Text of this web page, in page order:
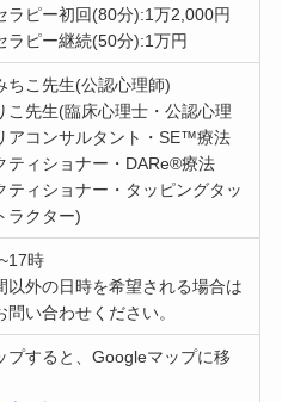
ラピー初回(80分):1万2,000円
ラピー継続(50分):1万円
ちこ先生(公認心理師)
こ先生(臨床心理士・公認心理
アコンサルタント・SE™療法
ティショナー・DARe®療法
ティショナー・タッピングタッ
ラクター)
時
外の日時を希望される場合は
問い合わせください。
プすると、Googleマップに移